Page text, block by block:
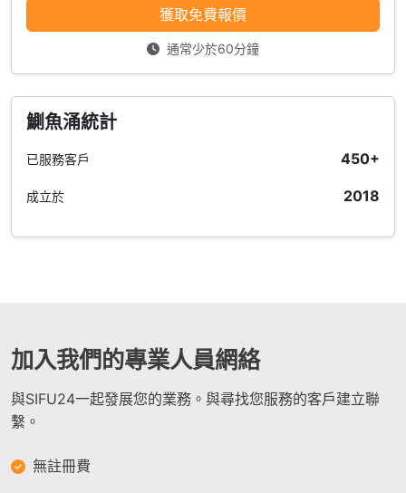
獲取免費報價
通常少於60分鐘
鰂魚涌統計
已服務客戶 450+
成立於 2018
加入我們的專業人員網絡
與SIFU24一起發展您的業務。與尋找您服務的客戶建立聯
繫。
無註冊費